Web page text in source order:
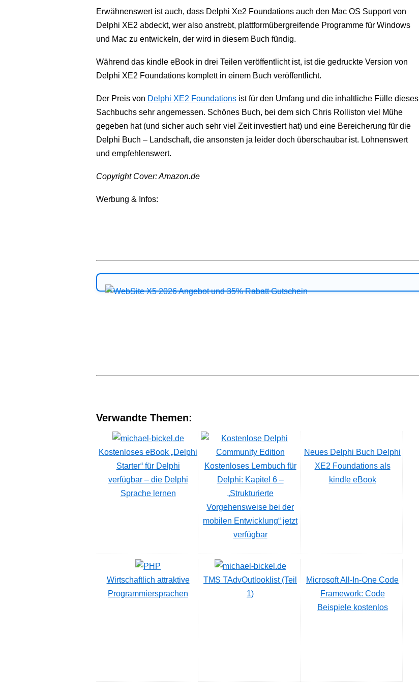
Erwähnenswert ist auch, dass Delphi Xe2 Foundations auch den Mac OS Support von
Delphi XE2 abdeckt, wer also anstrebt, plattformübergreifende Programme für Windows
und Mac zu entwickeln, der wird in diesem Buch fündig.
Während das kindle eBook in drei Teilen veröffentlicht ist, ist die gedruckte Version von
Delphi XE2 Foundations komplett in einem Buch veröffentlicht.
Der Preis von Delphi XE2 Foundationsist für den Umfang und die inhaltliche Fülle dieses
Sachbuchs sehr angemessen. Schönes Buch, bei dem sich Chris Rolliston viel Mühe
gegeben hat (und sicher auch sehr viel Zeit investiert hat) und eine Bereicherung für die
Delphi Buch – Landschaft, die ansonsten ja leider doch überschaubar ist. Lohnenswert
und empfehlenswert.
Copyright Cover: Amazon.de
Werbung & Infos:
Verwandte Themen:
Kostenloses eBook „Delphi
Starter“ für Delphi
verfügbar – die Delphi
Sprache lernen
Kostenloses Lernbuch für
Delphi: Kapitel 6 –
„Strukturierte
Vorgehensweise bei der
mobilen Entwicklung“ jetzt
verfügbar
Neues Delphi Buch Delphi
XE2 Foundations als
kindle eBook
Wirtschaftlich attraktive
Programmiersprachen
TMS TAdvOutlooklist (Teil
1)
Microsoft All-In-One Code
Framework: Code
Beispiele kostenlos